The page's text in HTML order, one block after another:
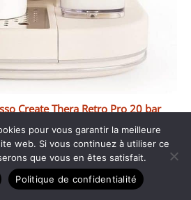
Create Thera Retro Pro 20 bar
pour vous garantir la meilleure
web. Si vous continuez à utiliser ce
que vous en êtes satisfait.
Politique de confidentialité